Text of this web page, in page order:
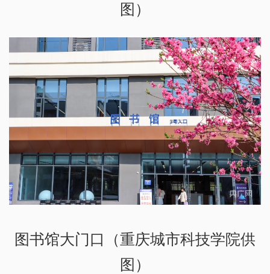
图）
图书馆大门口（重庆城市科技学院供
图）